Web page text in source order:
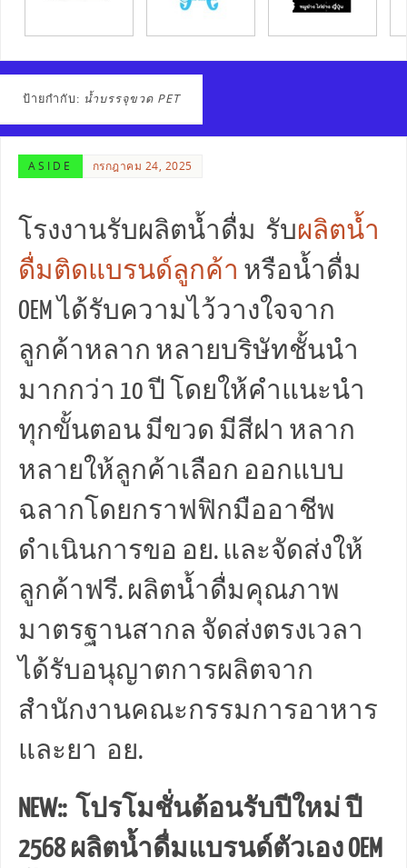
ป้ายกำกับ: น้ำบรรจุขวด PET
ASIDE กรกฎาคม 24, 2025
โรงงานรับผลิตน้ำดื่ม รับผลิตน้ำ
ดื่มติดแบรนด์ลูกค้า หรือน้ำดื่ม
OEM ได้รับความไว้วางใจจาก
ลูกค้าหลาก หลายบริษัทชั้นนำ
มากกว่า 10 ปี โดยให้คำแนะนำ
ทุกขั้นตอน มีขวด มีสีฝา หลาก
หลายให้ลูกค้าเลือก ออกแบบ
ฉลากโดยกราฟฟิกมืออาชีพ
ดำเนินการขอ อย. และจัดส่งให้
ลูกค้าฟรี. ผลิตน้ำดื่มคุณภาพ
มาตรฐานสากล จัดส่งตรงเวลา
ได้รับอนุญาตการผลิตจาก
สำนักงานคณะกรรมการอาหาร
และยา อย.
NEW:: โปรโมชั่นต้อนรับปีใหม่ ปี
2568 ผลิตน้ำดื่มแบรนด์ตัวเอง OEM